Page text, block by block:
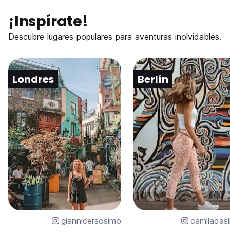
¡Inspírate!
Descubre lugares populares para aventuras inolvidables.
Londres
giannicersosimo
Berlín